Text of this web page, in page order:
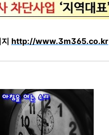
http://www.3m365.co.kr